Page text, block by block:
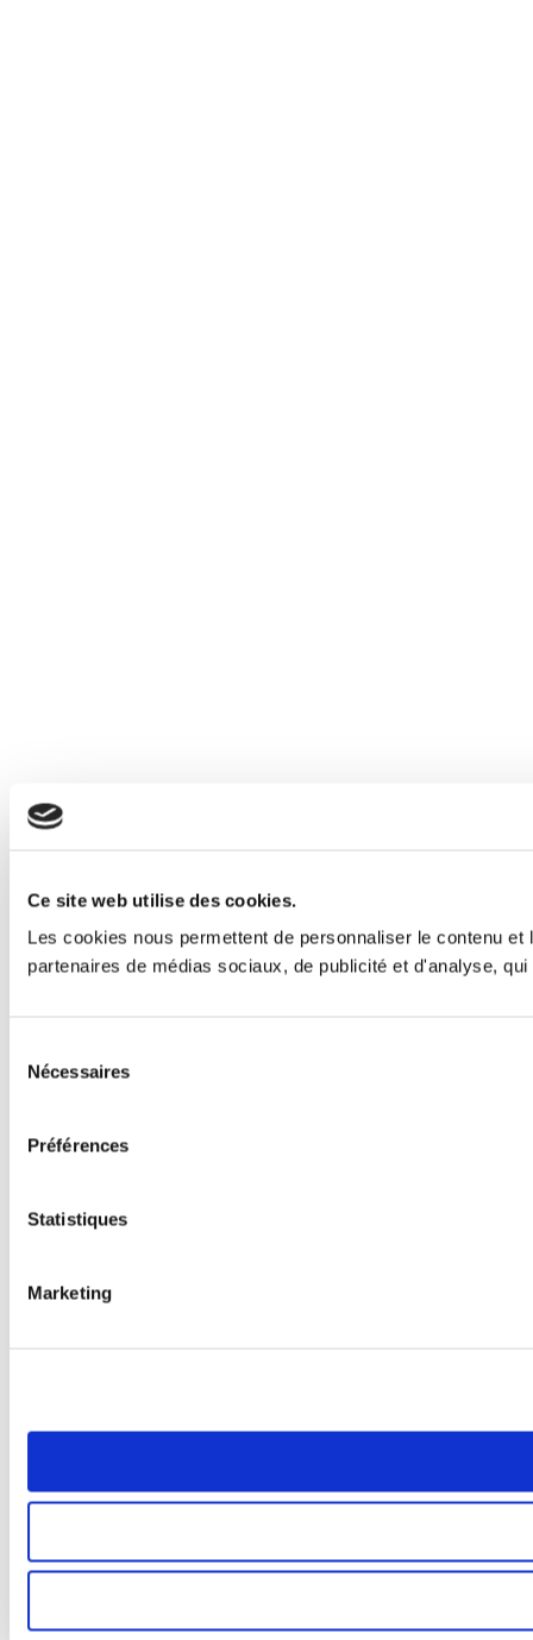
Ce site web utilise des cookies.
Les cookies nous permettent de personnaliser le contenu
partenaires de médias sociaux, de publicité et d'analyse,
Nécessaires
Préférences
Statistiques
Marketing